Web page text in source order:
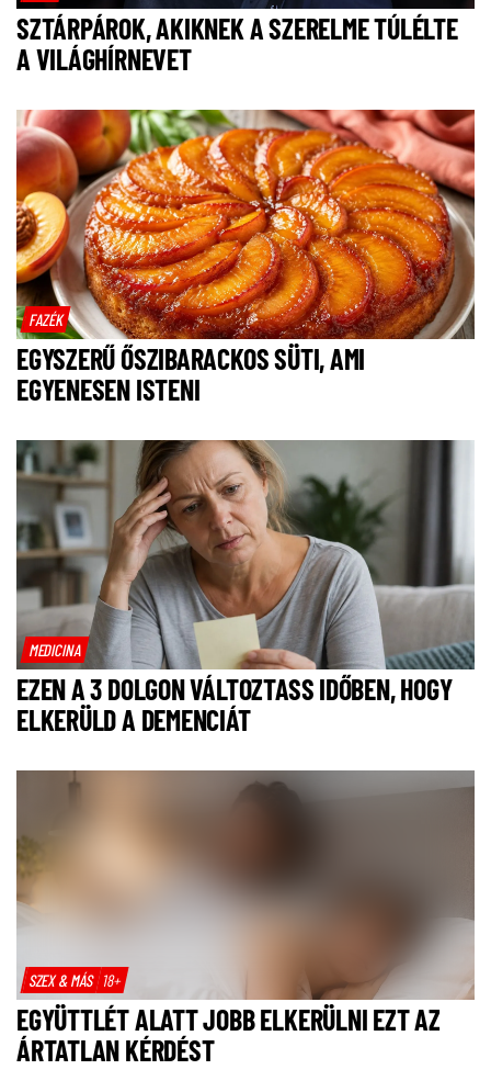
SZTÁRPÁROK, AKIKNEK A SZERELME TÚLÉLTE
A VILÁGHÍRNEVET
FAZÉK
EGYSZERŰ ŐSZIBARACKOS SÜTI, AMI
EGYENESEN ISTENI
MEDICINA
EZEN A 3 DOLGON VÁLTOZTASS IDŐBEN, HOGY
ELKERÜLD A DEMENCIÁT
SZEX & MÁS 18+
EGYÜTTLÉT ALATT JOBB ELKERÜLNI EZT AZ
ÁRTATLAN KÉRDÉST